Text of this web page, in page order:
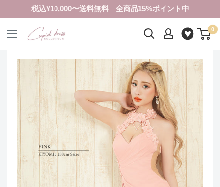
ン
税込¥10,000〜送料無料 全商品15%ポイント中
ク
ド
レ
ョ
0